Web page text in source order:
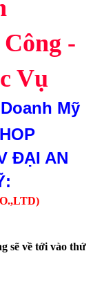
-
Vụ
Mỹ
ĐẠI AN
CO.,LTD)
sẽ về tới vào thứ